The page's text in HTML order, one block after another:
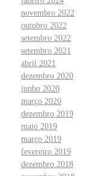
novembro 2022
outubro 2022
setembro 2022
setembro 2021
abril 2021
dezembro 2020
junho 2020
março 2020
dezembro 2019
maio 2019
março 2019
fevereiro 2019
dezembro 2018